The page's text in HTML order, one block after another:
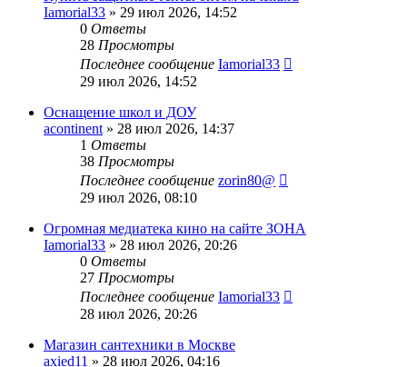
Iamorial33 » 29 июл 2026, 14:52
0 Ответы
28 Просмотры
Последнее сообщение Iamorial33
29 июл 2026, 14:52
Оснащение школ и ДОУ
acontinent » 28 июл 2026, 14:37
1 Ответы
38 Просмотры
Последнее сообщение zorin80@
29 июл 2026, 08:10
Огромная медиатека кино на сайте ЗОНА
Iamorial33 » 28 июл 2026, 20:26
0 Ответы
27 Просмотры
Последнее сообщение Iamorial33
28 июл 2026, 20:26
Магазин сантехники в Москве
axied11 » 28 июл 2026, 04:16